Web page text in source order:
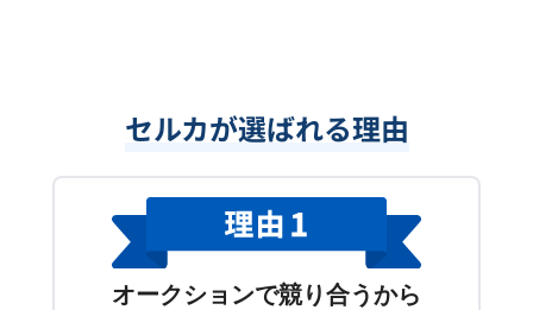
セルカが選ばれる理由
オークションで競り合うから